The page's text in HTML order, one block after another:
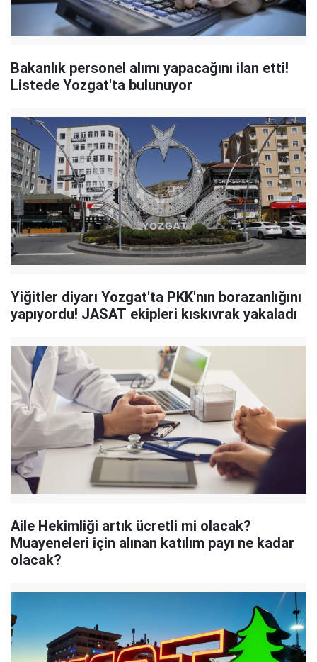
Bakanlık personel alımı yapacağını ilan etti!
Listede Yozgat'ta bulunuyor
Yiğitler diyarı Yozgat'ta PKK'nın borazanlığını
yapıyordu! JASAT ekipleri kıskıvrak yakaladı
Aile Hekimliği artık ücretli mi olacak?
Muayeneleri için alınan katılım payı ne kadar
olacak?